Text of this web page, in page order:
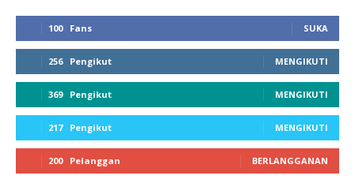
100 Fans SUKA
256 Pengikut MENGIKUTI
369 Pengikut MENGIKUTI
217 Pengikut MENGIKUTI
200 Pelanggan BERLANGGANAN